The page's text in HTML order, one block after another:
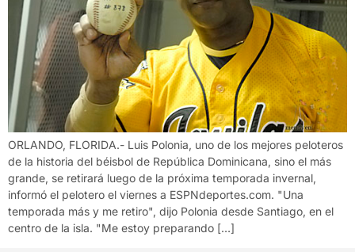
ORLANDO, FLORIDA.- Luis Polonia, uno de los mejores peloteros
de la historia del béisbol de República Dominicana, sino el más
grande, se retirará luego de la próxima temporada invernal,
informó el pelotero el viernes a ESPNdeportes.com. "Una
temporada más y me retiro", dijo Polonia desde Santiago, en el
centro de la isla. "Me estoy preparando […]